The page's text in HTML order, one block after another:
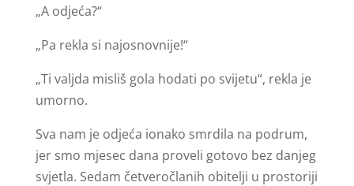
„A odjeća?“
„Pa rekla si najosnovnije!“
„Ti valjda misliš gola hodati po svijetu“, rekla je
umorno.
Sva nam je odjeća ionako smrdila na podrum,
jer smo mjesec dana proveli gotovo bez danjeg
svjetla. Sedam četveročlanih obitelji u prostoriji